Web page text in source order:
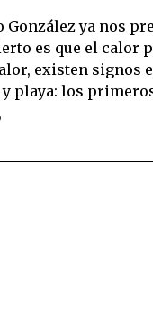
González ya nos
es que el calor
existen signos
playa: los